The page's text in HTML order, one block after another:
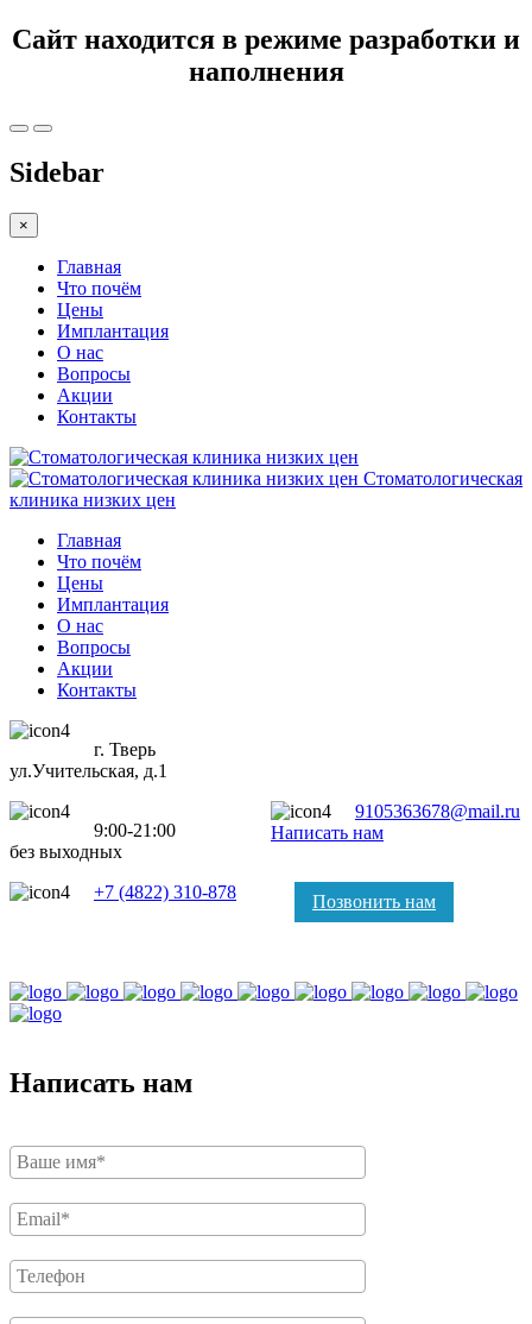
Сайт находится в режиме разработки и
наполнения
Sidebar
×
Главная
Что почём
Цены
Имплантация
О нас
Вопросы
Акции
Контакты
Стоматологическая
клиника низких цен
Главная
Что почём
Цены
Имплантация
О нас
Вопросы
Акции
Контакты
г. Тверь
ул.Учительская, д.1
9:00-21:00
без выходных
9105363678@mail.ru
Написать нам
+7 (4822) 310-878 Позвонить нам
Написать нам